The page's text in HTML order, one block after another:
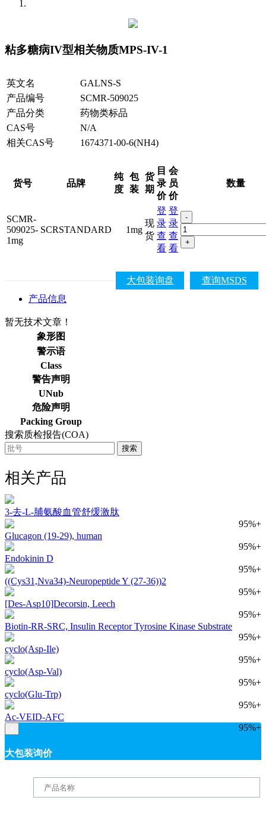
粘多糖病IV型相关物质MPS-IV-1
英文名
GALNS-S
产品编号
SCMR-509025
产品分类
药物类标品
CAS号
N/A
相关CAS号
1674371-00-6(NH4)
货号 品牌
纯
度
包
装
货
期
目
录
价
会
员
价
数量
SCMR-
509025-
1mg
SCRSTANDARD 1mg
现
货
登
录
查
看
登
录
查
看
-
+
查询MSDS
大包装询盘
产品信息
暂无技术文章！
象形图
警示语
Class
警告声明
UNub
危险声明
Packing Group
搜索质检报告(COA)
搜索
相关产品
3-去-L-脯氨酸血管舒缓激肽
95%+
Glucagon (19-29), human
95%+
Endokinin D
95%+
((Cys31,Nva34)-Neuropeptide Y (27-36))2
95%+
[Des-Asp10]Decorsin, Leech
95%+
Biotin-RR-SRC, Insulin Receptor Tyrosine Kinase Substrate
95%+
cyclo(Asp-Ile)
95%+
cyclo(Asp-Val)
95%+
cyclo(Glu-Trp)
95%+
Ac-VEID-AFC
95%+
大包装询价